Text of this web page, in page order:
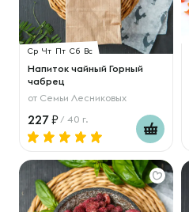
Ср Чт Пт Сб Вс
Напиток чайный Горный
чабрец
от Семьи Лесниковых
227 / 40 г.